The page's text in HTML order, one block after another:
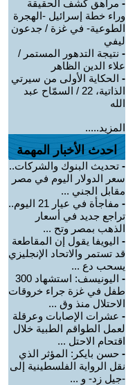
- مراهق كشف الحقيقة
وراء خطة إسرائيل -الهجرة
الطوعية- في غزة / جدعون
ليفي
- نتيجة التدهور المستمر /
علاء الدين الظاهر
- الحكاية الأولى من سيرتي
الذاتية، 22 / السمّاح عبد
الله
المزيد.....
احدث الأخبار المهمة
- تحديث البنوك والشركات..
سعر الدولار اليوم في مصر
مقابل الجني ...
-
مفاجأة في عيار 21 اليوم..
تراجع جديد في أسعار
الذهب بمصر وتح ...
- اليويفا يقول إن المقاطعة
قد تستمر والاتحاد الإنجليزي
يسحب دع ...
-
اليونيسف: استشهاد 300
طفل في غزة جراء خروقات
الاحتلال منذ وق ...
- عشرات الإصابات وعرقلة
لعمل الطواقم الطبية خلال
اقتحام الاحتل ...
- حسن بايكر: المؤثر الذي
نقل الرواية الفلسطينية إلى
-جيل زد- و ...